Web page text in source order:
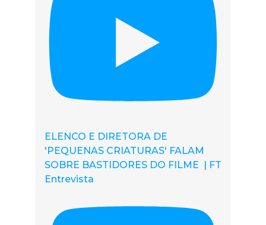
ELENCO E DIRETORA DE
'PEQUENAS CRIATURAS' FALAM
SOBRE BASTIDORES DO FILME | FT
Entrevista